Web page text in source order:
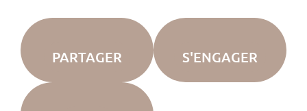
PARTAGER S'ENGAGER